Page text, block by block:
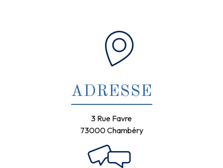
ADRESSE
3 Rue Favre
73000 Chambéry